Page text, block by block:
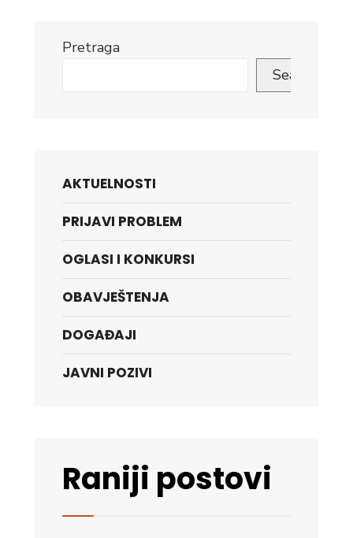
Pretraga
Search
AKTUELNOSTI
PRIJAVI PROBLEM
OGLASI I KONKURSI
OBAVJEŠTENJA
DOGAĐAJI
JAVNI POZIVI
Raniji postovi